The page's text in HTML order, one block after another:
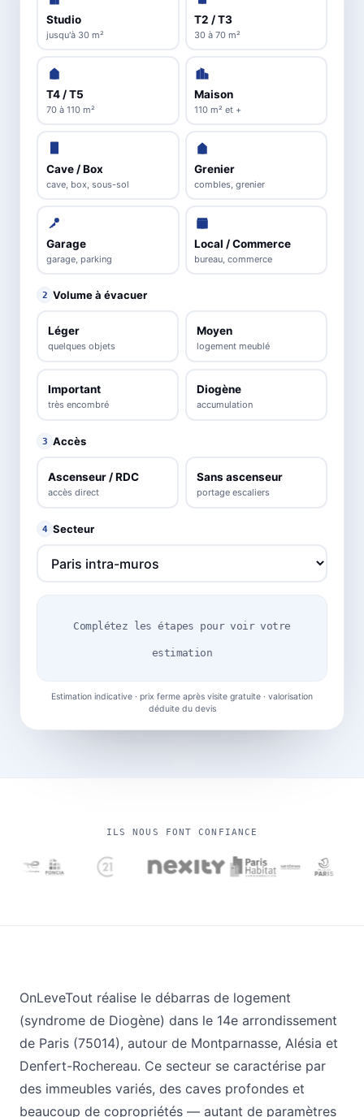
Studio
jusqu'à 30 m²
T2 / T3
30 à 70 m²
T4 / T5
70 à 110 m²
Maison
110 m² et +
Cave / Box
cave, box, sous-sol
Grenier
combles, grenier
Garage
garage, parking
Local / Commerce
bureau, commerce
2 Volume à évacuer
Léger
quelques objets
Moyen
logement meublé
Important
très encombré
Diogène
accumulation
3 Accès
Ascenseur / RDC
accès direct
Sans ascenseur
portage escaliers
4 Secteur
Complétez les étapes pour voir votre
estimation
Estimation indicative · prix ferme après visite gratuite · valorisation
déduite du devis
ILS NOUS FONT CONFIANCE
OnLeveTout réalise le débarras de logement
(syndrome de Diogène) dans le 14e arrondissement
de Paris (75014), autour de Montparnasse, Alésia et
Denfert-Rochereau. Ce secteur se caractérise par
des immeubles variés, des caves profondes et
beaucoup de copropriétés — autant de paramètres